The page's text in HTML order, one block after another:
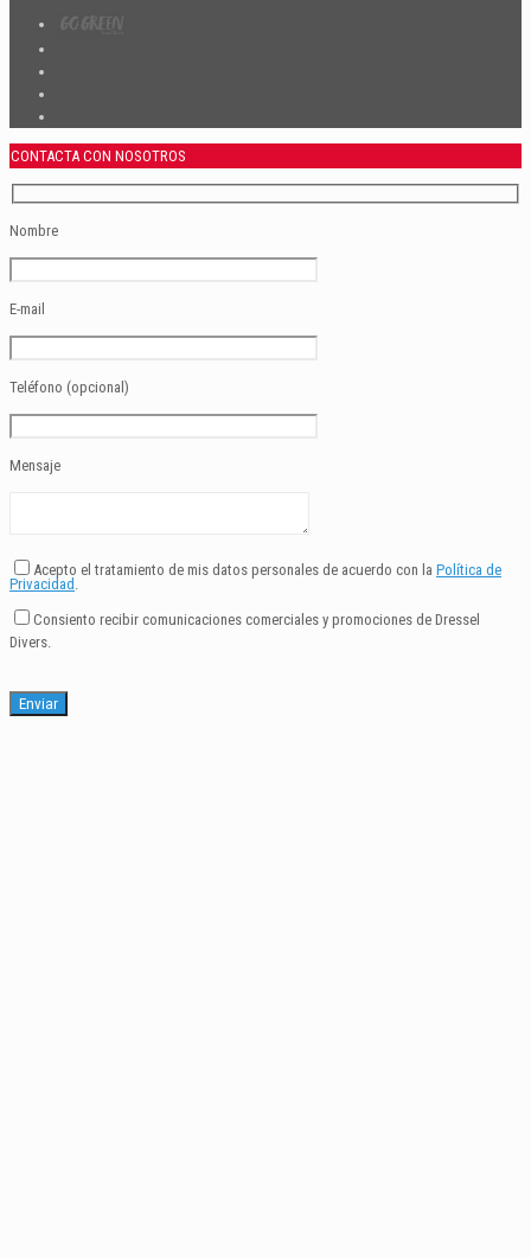
CONTACTA CON NOSOTROS
Nombre
E-mail
Teléfono (opcional)
Mensaje
Acepto el tratamiento de mis datos personales de acuerdo con la Política de
Privacidad
Consiento recibir comunicaciones comerciales y promociones de Dressel
Divers.